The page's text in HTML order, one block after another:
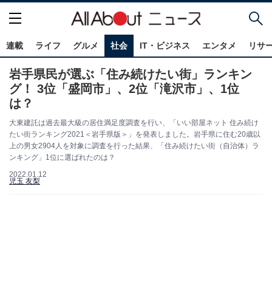
連載 ライフ グルメ 社会 IT・ビジネス エンタメ リサ
岩手県民が選ぶ「住み続けたい街」ランキン
グ！ 3位「盛岡市」、2位「滝沢市」、1位
は？
大東建託は過去最大級の居住満足度調査を行い、「いい部屋ネット 住み続け
たい街ランキング2021＜岩手県版＞」を発表しました。岩手県に住む20歳以
上の男女2904人を対象に調査を行った結果、「住み続けたい街（自治体）ラ
ンキング」1位に選ばれたのは？
2022.01.12
児玉 友梨